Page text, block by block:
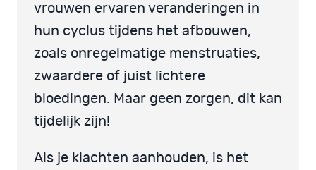
vrouwen ervaren veranderingen in
hun cyclus tijdens het afbouwen,
zoals onregelmatige menstruaties,
zwaardere of juist lichtere
bloedingen. Maar geen zorgen, dit kan
tijdelijk zijn!
Als je klachten aanhouden, is het